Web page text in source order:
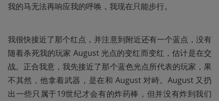
我的马无法再响应我的呼唤，我现在只能步行。
我很快接近了那个红点，并注意到附近还有一个蓝点，没有
随着杀死我的玩家 August 光点的变红而变红，估计是在交
战。正合我意，我先接近了那个蓝色光点所代表的玩家，果
不其然，他拿着武器，是在和 August 对峙。August 又扔
出一些只属于19世纪才会有的炸药棒，但并没有炸到我们